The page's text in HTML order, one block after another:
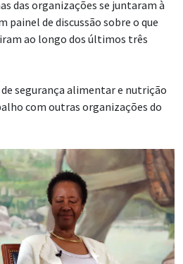
das organizações se juntaram à
painel de discussão sobre o que
ao longo dos últimos três
segurança alimentar e nutrição
com outras organizações do